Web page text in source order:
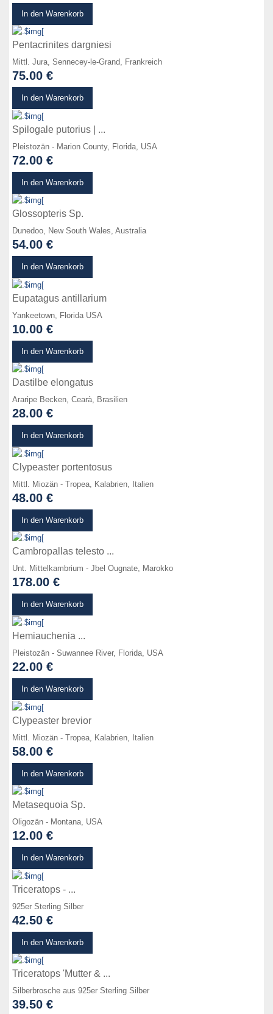
In den Warenkorb
Pentacrinites dargniesi
Mittl. Jura, Sennecey-le-Grand, Frankreich
75.00 €
In den Warenkorb
Spilogale putorius | ...
Pleistozän - Marion County, Florida, USA
72.00 €
In den Warenkorb
Glossopteris Sp.
Dunedoo, New South Wales, Australia
54.00 €
In den Warenkorb
Eupatagus antillarium
Yankeetown, Florida USA
10.00 €
In den Warenkorb
Dastilbe elongatus
Araripe Becken, Cearà, Brasilien
28.00 €
In den Warenkorb
Clypeaster portentosus
Mittl. Miozän - Tropea, Kalabrien, Italien
48.00 €
In den Warenkorb
Cambropallas telesto ...
Unt. Mittelkambrium - Jbel Ougnate, Marokko
178.00 €
In den Warenkorb
Hemiauchenia ...
Pleistozän - Suwannee River, Florida, USA
22.00 €
In den Warenkorb
Clypeaster brevior
Mittl. Miozän - Tropea, Kalabrien, Italien
58.00 €
In den Warenkorb
Metasequoia Sp.
Oligozän - Montana, USA
12.00 €
In den Warenkorb
Triceratops - ...
925er Sterling Silber
42.50 €
In den Warenkorb
Triceratops 'Mutter & ...
Silberbrosche aus 925er Sterling Silber
39.50 €